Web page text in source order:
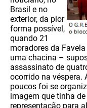
Brasil e no
exterior, da pior
forma possível,
quando 21
moradores da
uma chacina –
assassinato de
ocorrido na véspera.
poucos foi se
imagem que tinha
representação para